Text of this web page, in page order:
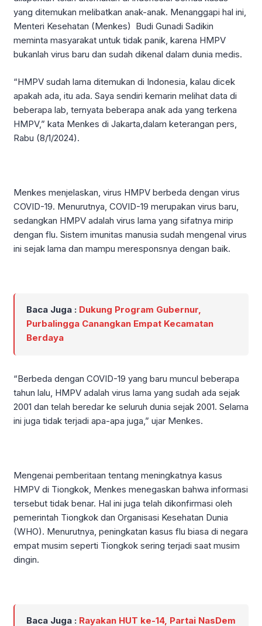
yang ditemukan melibatkan anak-anak. Menanggapi hal ini,
Menteri Kesehatan (Menkes) Budi Gunadi Sadikin
meminta masyarakat untuk tidak panik, karena HMPV
bukanlah virus baru dan sudah dikenal dalam dunia medis.
“HMPV sudah lama ditemukan di Indonesia, kalau dicek
apakah ada, itu ada. Saya sendiri kemarin melihat data di
beberapa lab, ternyata beberapa anak ada yang terkena
HMPV,” kata Menkes di Jakarta,dalam keterangan pers,
Rabu (8/1/2024).
Menkes menjelaskan, virus HMPV berbeda dengan virus
COVID-19. Menurutnya, COVID-19 merupakan virus baru,
sedangkan HMPV adalah virus lama yang sifatnya mirip
dengan flu. Sistem imunitas manusia sudah mengenal virus
ini sejak lama dan mampu meresponsnya dengan baik.
Baca Juga : Dukung Program Gubernur,
Purbalingga Canangkan Empat Kecamatan
Berdaya
“Berbeda dengan COVID-19 yang baru muncul beberapa
tahun lalu, HMPV adalah virus lama yang sudah ada sejak
2001 dan telah beredar ke seluruh dunia sejak 2001. Selama
ini juga tidak terjadi apa-apa juga,” ujar Menkes.
Mengenai pemberitaan tentang meningkatnya kasus
HMPV di Tiongkok, Menkes menegaskan bahwa informasi
tersebut tidak benar. Hal ini juga telah dikonfirmasi oleh
pemerintah Tiongkok dan Organisasi Kesehatan Dunia
(WHO). Menurutnya, peningkatan kasus flu biasa di negara
empat musim seperti Tiongkok sering terjadi saat musim
dingin.
Baca Juga : Rayakan HUT ke-14, Partai NasDem